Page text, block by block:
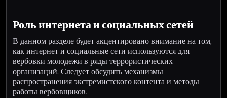
Роль интернета и социальных сетей
В данном разделе будет акцентировано внимание на том,
как интернет и социальные сети используются для
вербовки молодежи в ряды террористических
организаций. Следует обсудить механизмы
распространения экстремистского контента и методы
работы вербовщиков.